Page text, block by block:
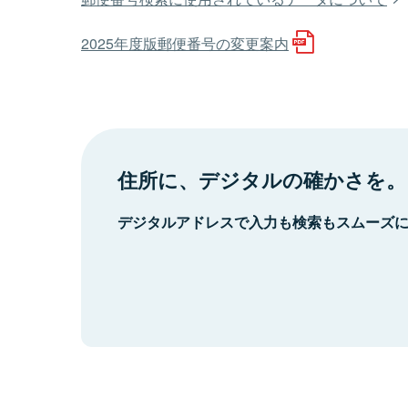
2025年度版郵便番号の変更案内
住所に、デジタルの確かさを。
デジタルアドレスで入力も検索もスムーズ